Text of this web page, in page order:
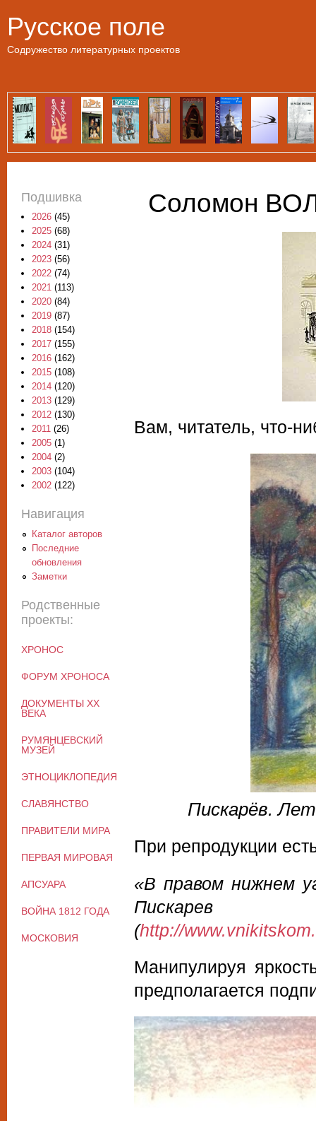
Русское поле
Содружество литературных проектов
Соломон
Вам, читатель, что-
Пискарёв.
При репродукции
«В правом нижнем
(http://
Манипулируя
предполагается
Подшивка
2026 (45)
2025 (68)
2024 (31)
2023 (56)
2022 (74)
2021 (113)
2020 (84)
2019 (87)
2018 (154)
2017 (155)
2016 (162)
2015 (108)
2014 (120)
2013 (129)
2012 (130)
2011 (26)
2005 (1)
2004 (2)
2003 (104)
2002 (122)
Навигация
Каталог авторов
Последние
обновления
Заметки
Родственные
проекты:
ХРОНОС
ФОРУМ ХРОНОСА
ДОКУМЕНТЫ XX
ВЕКА
РУМЯНЦЕВСКИЙ
МУЗЕЙ
ЭТНОЦИКЛОПЕДИЯ
СЛАВЯНСТВО
ПРАВИТЕЛИ МИРА
ПЕРВАЯ МИРОВАЯ
АПСУАРА
ВОЙНА 1812 ГОДА
МОСКОВИЯ